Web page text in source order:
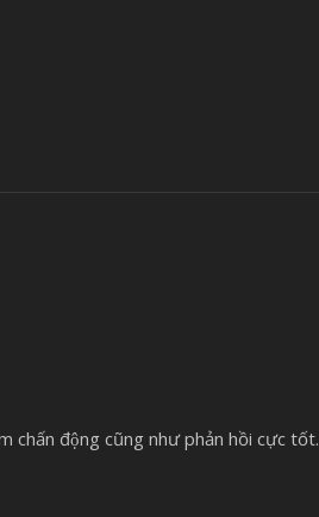
chấn động cũng như phản hồi cực tốt.